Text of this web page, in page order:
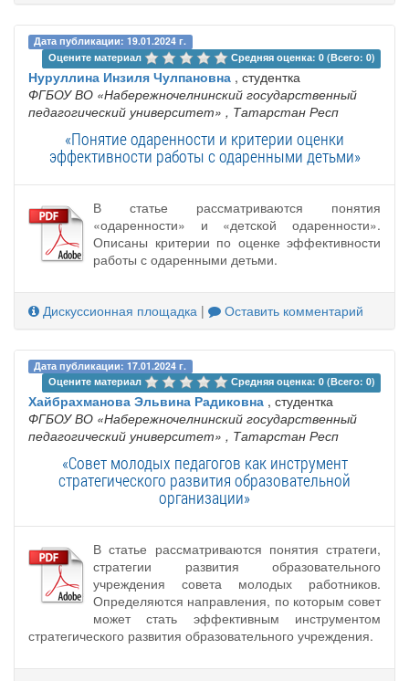
Дата публикации: 19.01.2024 г.
Оцените материал
Средняя оценка: 0 (Всего: 0)
Нуруллина Инзиля Чулпановна , студентка
ФГБОУ ВО «Набережночелнинский государственный
педагогический университет» , Татарстан Респ
«Понятие одаренности и критерии оценки
эффективности работы с одаренными детьми»
В статье рассматриваются понятия
«одаренности» и «детской одаренности».
Описаны критерии по оценке эффективности
работы с одаренными детьми.
Дискуссионная площадка | Оставить комментарий
Дата публикации: 17.01.2024 г.
Оцените материал
Средняя оценка: 0 (Всего: 0)
Хайбрахманова Эльвина Радиковна , студентка
ФГБОУ ВО «Набережночелнинский государственный
педагогический университет» , Татарстан Респ
«Совет молодых педагогов как инструмент
стратегического развития образовательной
организации»
В статье рассматриваются понятия стратеги,
стратегии развития образовательного
учреждения совета молодых работников.
Определяются направления, по которым совет
может стать эффективным инструментом
стратегического развития образовательного учреждения.